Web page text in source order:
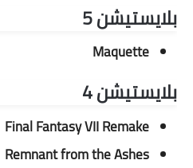
بلايستيشن 5
Maquette
بلايستيشن 4
Final Fantasy VII Remake
Remnant from the Ashes